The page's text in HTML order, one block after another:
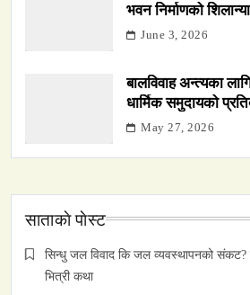
भवन निर्माणको
June 3, 2026
बालविवाह अन्त्यका
धार्मिक समुदायको
May 27, 2026
साताकाे पाेस्ट
सिन्धु जल विवाद कि जल व्यवस्थापनको संकट?
भित्री कथा